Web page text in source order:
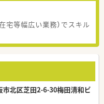
宅等幅広い業務）でスキル
市北区芝田2-6-30梅田清和ビ